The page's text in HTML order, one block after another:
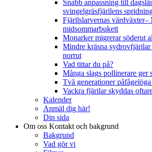
Snabb anpassning till
svingelgräsfjärilens
Fjärilslarvernas värdväxter–
midsommarbukett
Monarker migrerar söderut
Mindre kräsna sydrovfjärilar
norrut
Vad tittar du på?
Många slags pollinerare ger
Två generationer
Vackra fjärilar skyddas
Kalender
Anmäl dig här!
Din sida
Om oss Kontakt och bakgrund
Bakgrund
Vad gör vi